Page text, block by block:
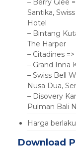
Santika,
Hotel
– Bintang
The Harper
– Citadines
– Grand Inna
– Swiss Bell
Nusa Dua,
– Disovery
Pulman Bali
Harga
Download